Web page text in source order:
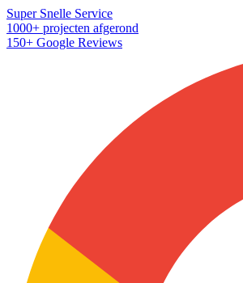
Super Snelle Service
1000+ projecten afgerond
150+ Google Reviews